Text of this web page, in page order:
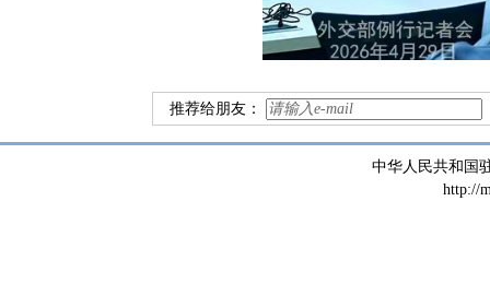
推荐给朋友：
中华人民共和国
http://